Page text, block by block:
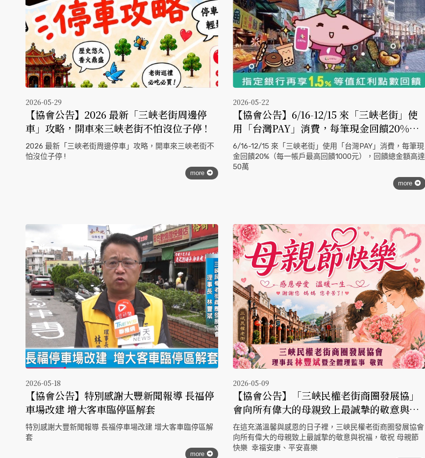
2026-05-29
【協會公告】2026 最新「三峽老街周邊停
車」攻略，開車來三峽老街不怕沒位子停 !
2026 最新「三峽老街周邊停車」攻略，開車來三峽老街不
怕沒位子停 !
more
2026-05-22
【協會公告】6/16-12/15 來「三峽老街」使
用「台灣PAY」消費，每筆現金回饋20%
（每一帳戶最高回饋1000元），回饋總金額
高達50萬
6/16-12/15 來「三峽老街」使用「台灣PAY」消費，每筆現
金回饋20%（每一帳戶最高回饋1000元），回饋總金額高達
50萬
more
2026-05-18
【協會公告】特別感謝大豐新聞報導 長福停
車場改建 增大客車臨停區解套
特別感謝大豐新聞報導 長福停車場改建 增大客車臨停區解
套
more
2026-05-09
【協會公告】「三峽民權老街商圈發展協」
會向所有偉大的母親致上最誠摯的敬意與祝
福，敬祝 母親節快樂 幸福安康、平安喜
樂！
在這充滿溫馨與感恩的日子裡，三峽民權老街商圈發展協會
向所有偉大的母親致上最誠摯的敬意與祝福，敬祝 母親節
快樂 幸福安康、平安喜樂